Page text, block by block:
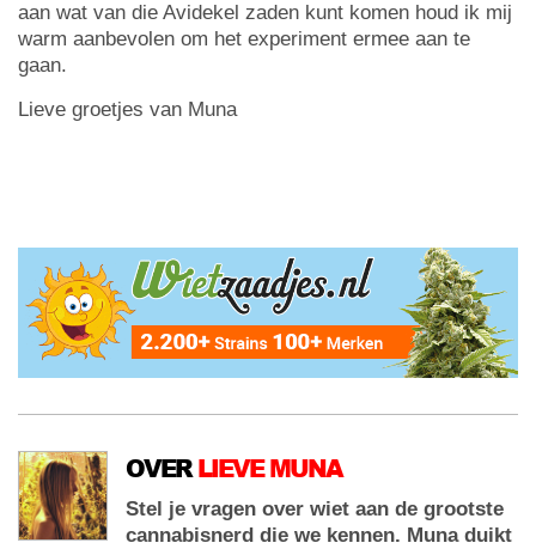
aan wat van die Avidekel zaden kunt komen houd ik mij
warm aanbevolen om het experiment ermee aan te
gaan.
Lieve groetjes van Muna
OVERLIEVE MUNA
Stel je vragen over wiet aan de grootste
cannabisnerd die we kennen. Muna duikt